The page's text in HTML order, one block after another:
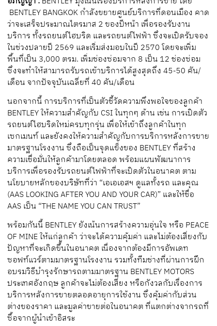
BENTLEY BANGKOK กำลังขยายศูนย์บริการที่ดอนเมือง คาด
ว่าจะเสร็จประมาณไตรมาส 2 ของปีหน้า เพื่อรองรับงาน
บริการ ทั้งรถยนต์ไฮบริด และรถยนต์ไฟฟ้า ซึ่งจะเปิดรับจอง
ในช่วงปลายปี 2569 และเริ่มส่งมอบในปี 2570 โดยจะเพิ่ม
พื้นที่เป็น 3,000 ตรม. เพิ่มช่องซ่อมจาก 8 เป็น 12 ช่องซ่อม
ซึ่งจะทำให้สามารถรับรถเข้าบริการได้สูงสุดถึง 45-50 คัน/
เดือน จากปัจจุบันเฉลี่ยที่ 40 คัน/เดือน
นอกจากนี้ การบริการที่เป็นตัวชี้วัดความพึงพอใจของลูกค้า
BENTLEY ให้ความสำคัญกับ CSI ในทุกๆ ด้าน เช่น การเปิดตัว
รถยนต์ไฮบริดใหม่ครบทุกรุ่น เพื่อให้เข้าถึงลูกค้าในทุก
เซกเมนท์ และยังคงให้ความสำคัญกับการบริการหลังการขาย
มาตรฐานโรงงาน ซึ่งถือเป็นจุดแข็งของ BENTLEY ที่สร้าง
ความเชื่อมั่นให้ลูกค้ามาโดยตลอด พร้อมแผนพัฒนาการ
บริการเพื่อรองรับรถยนต์ไฟฟ้าที่จะเปิดตัวในอนาคต ตาม
นโยบายหลักของบริษัทที่ว่า “เอเอเอสฯ ดูแลทั้งรถ และคุณ
(AAS LOOKING AFTER YOU AND YOUR CAR)” และให้ชื่อ
AAS เป็น “THE NAME YOU CAN TRUST”
พร้อมกันนี้ BENTLEY ยังเน้นการสร้างความอุ่นใจ หรือ PEACE
OF MINE ให้แก่ลูกค้า ว่าจะได้ความคุ้มค่า และไม่ต้องเสี่ยงกับ
ปัญหาที่จะเกิดขึ้นในอนาคต เนื่องจากต้องมีการอัพเดท
ซอฟท์แวร์ตามมาตรฐานโรงงาน รวมทั้งทีมช่างที่ผ่านการฝึก
อบรมวิธีบำรุงรักษารถตามมาตรฐาน BENTLEY MOTORS
ประเทศอังกฤษ ลูกค้าจะไม่ต้องเสี่ยง หรือกังวลกับเรื่องการ
บริการหลังการขายตลอดอายุการใช้งาน ซึ่งคุ้มค่ากับส่วน
ต่างของราคา และมูลค่าขายต่อในอนาคต ที่แตกต่างจากรถที่
ซื้อจากผู้นำเข้าอิสระ